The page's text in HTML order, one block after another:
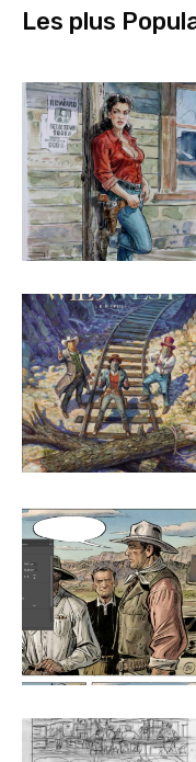
Les plus